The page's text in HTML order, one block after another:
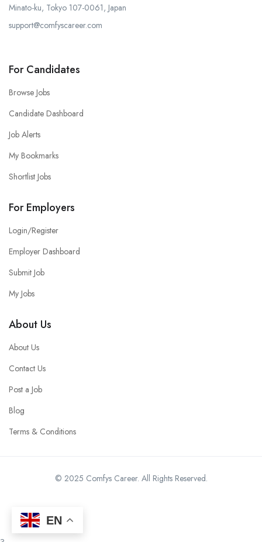
Minato-ku, Tokyo 107-0061, Japan
support@comfyscareer.com
For Candidates
Browse Jobs
Candidate Dashboard
Job Alerts
My Bookmarks
Shortlist Jobs
For Employers
Login/Register
Employer Dashboard
Submit Job
My Jobs
About Us
About Us
Contact Us
Post a Job
Blog
Terms & Conditions
© 2025 Comfys Career. All Rights Reserved.
EN